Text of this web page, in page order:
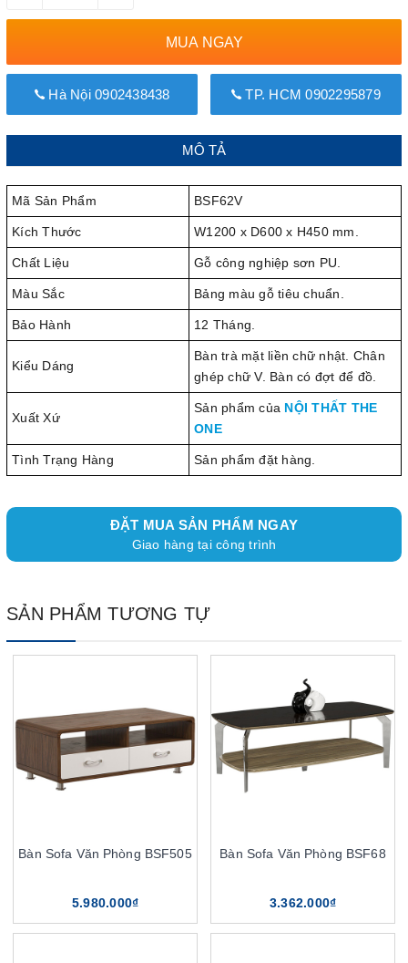
MUA NGAY
Hà Nội 0902438438 TP. HCM 0902295879
MÔ TẢ
Mã Sản Phẩm BSF62V
Kích Thước W1200 x D600 x H450 mm.
Chất Liệu Gỗ công nghiệp sơn PU.
Màu Sắc Bảng màu gỗ tiêu chuẩn.
Bảo Hành 12 Tháng.
Kiểu Dáng
Bàn trà mặt liền chữ nhật. Chân
ghép chữ V. Bàn có đợt để đồ.
Xuất Xứ
Sản phẩm của NỘI THẤT THE
ONE
Tình Trạng Hàng Sản phẩm đặt hàng.
ĐẶT MUA SẢN PHẨM NGAY
Giao hàng tại công trình
SẢN PHẨM TƯƠNG TỰ
Bàn Sofa Văn Phòng BSF505
5.980.000₫
Bàn Sofa Văn Phòng BSF68
3.362.000₫